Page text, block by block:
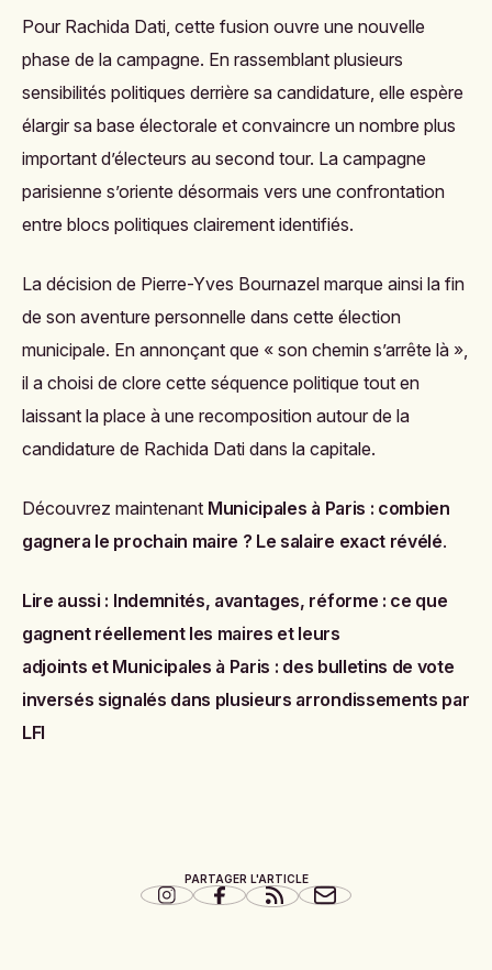
Pour Rachida Dati, cette fusion ouvre une nouvelle
phase de la campagne. En rassemblant plusieurs
sensibilités politiques derrière sa candidature, elle espère
élargir sa base électorale et convaincre un nombre plus
important d’électeurs au second tour. La campagne
parisienne s’oriente désormais vers une confrontation
entre blocs politiques clairement identifiés.
La décision de Pierre-Yves Bournazel marque ainsi la fin
de son aventure personnelle dans cette élection
municipale. En annonçant que « son chemin s’arrête là »,
il a choisi de clore cette séquence politique tout en
laissant la place à une recomposition autour de la
candidature de Rachida Dati dans la capitale.
Découvrez maintenant Municipales à Paris : combien
gagnera le prochain maire ? Le salaire exact révélé.
Lire aussi : Indemnités, avantages, réforme : ce que
gagnent réellement les maires et leurs
adjoints et Municipales à Paris : des bulletins de vote
inversés signalés dans plusieurs arrondissements par
LFI
PARTAGER L'ARTICLE